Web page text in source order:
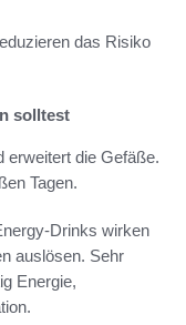
das Risiko
solltest
erweitert die Gefäße.
Tagen.
Drinks wirken
auslösen. Sehr
Energie,